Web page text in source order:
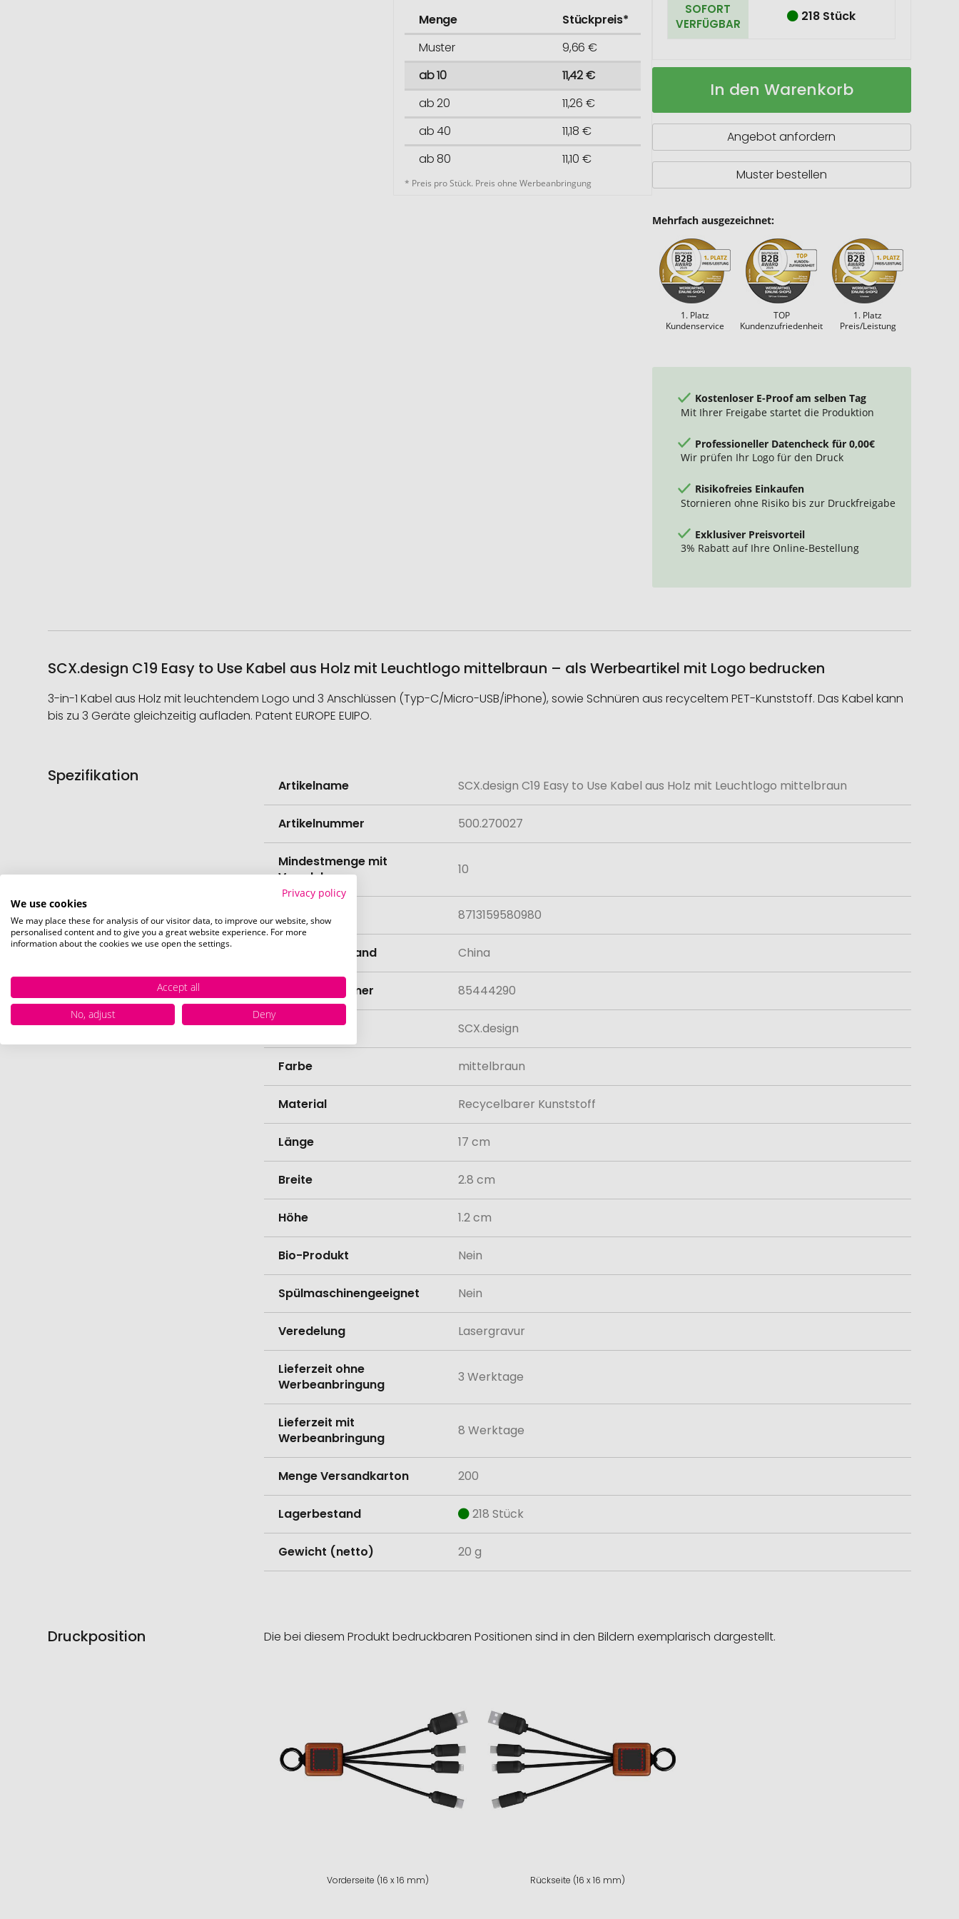
Menge
Stückpreis*
Muster
9,66 €
ab 10
11,42 €
ab 20
11,26 €
ab 40
11,18 €
ab 80
11,10 €
* Preis pro Stück. Preis ohne Werbeanbringung
SOFORT
VERFÜGBAR
218 Stück
SCX.design
to
aus
mit
Auf
In den Warenkorb
Angebot anfordern
Muster bestellen
Mehrfach ausgezeichnet:
1. Platz
Kundenservice
TOP
Kundenzufriedenheit
1. Platz
Preis/Leistung
Kostenloser E-Proof am selben Tag
Mit Ihrer Freigabe startet die Produktion
Professioneller Datencheck für 0,00€
Wir prüfen Ihr Logo für den Druck
Risikofreies Einkaufen
Stornieren ohne Risiko bis zur Druckfreigabe
Exklusiver Preisvorteil
3% Rabatt auf Ihre Online-Bestellung
SCX.design C19 Easy to Use Kabel aus Holz mit Leuchtlogo mittelbraun – als Werbeartikel mit Logo bedrucken
3-in-1 Kabel aus Holz mit leuchtendem Logo und 3 Anschlüssen (Typ-C/Micro-USB/iPhone), sowie Schnüren aus recyceltem PET-Kunststoff. Das Kabel kann
bis zu 3 Geräte gleichzeitig aufladen. Patent EUROPE EUIPO.
Spezifikation
Informationen
Artikelname SCX.design C19 Easy to Use Kabel aus Holz mit Leuchtlogo mittelbraun
Artikelnummer 500.270027
Mindestmenge mit
Veredelung
10
EAN 8713159580980
Herstellungsland China
Zolltarifnummer 85444290
Marke SCX.design
Farbe mittelbraun
Material Recycelbarer Kunststoff
Länge 17 cm
Breite 2.8 cm
Höhe 1.2 cm
Bio-Produkt Nein
Spülmaschinengeeignet Nein
Veredelung Lasergravur
Lieferzeit ohne
Werbeanbringung
3 Werktage
Lieferzeit mit
Werbeanbringung
8 Werktage
Menge Versandkarton 200
Lagerbestand 218 Stück
Gewicht (netto) 20 g
Druckposition Die bei diesem Produkt bedruckbaren Positionen sind in den Bildern exemplarisch dargestellt.
Vorderseite (16 x 16 mm) Rückseite (16 x 16 mm)
Privacy policy
We use cookies
We may place these for analysis of our visitor data, to improve our website, show
personalised content and to give you a great website experience. For more
information about the cookies we use open the settings.
Accept all
No, adjust
Deny